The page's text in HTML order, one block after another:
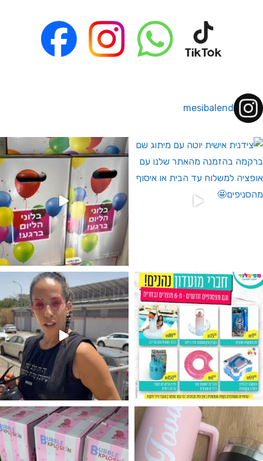
mesibalend
לחברי מועדון ומצטרפים חדשים🤍
מין העובר רק במסיבלנד !! קיים
מטף לגילוי מין העובר חזר למלא